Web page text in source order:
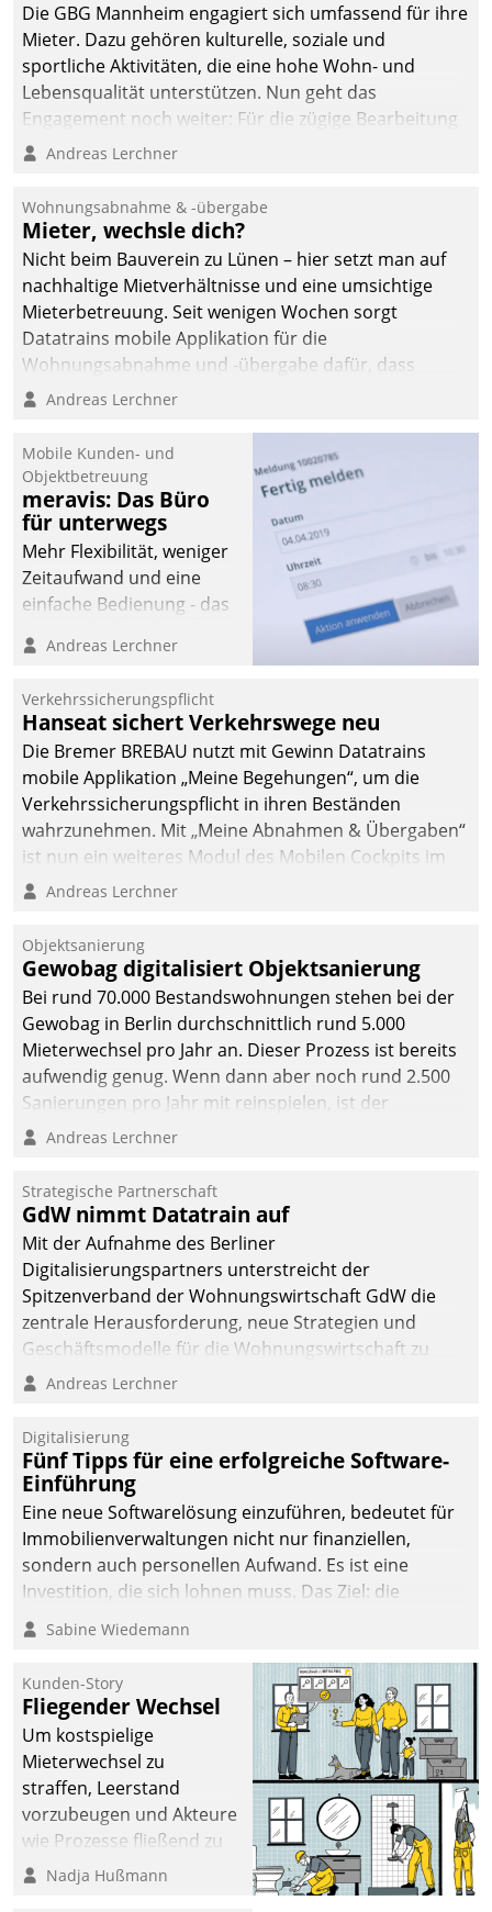
Die GBG Mannheim engagiert sich umfassend für ihre
Mieter. Dazu gehören kulturelle, soziale und
sportliche Aktivitäten, die eine hohe Wohn- und
Lebensqualität unterstützen. Nun geht das
Engagement noch weiter: Für die zügige Bearbeitung
von Beschwerden – oder Lob – richtet das
und Beschwerde-Management einen eigenen Kanal
ein.
Andreas Lerchner
Wohnungsabnahme & -übergabe
Mieter, wechsle dich?
Nicht beim Bauverein zu Lünen – hier setzt man auf
nachhaltige Mietverhältnisse und eine umsichtige
Mieterbetreuung. Seit wenigen Wochen sorgt
Datatrains mobile Applikation für die
Wohnungsabnahme und -übergabe dafür, dass
Mieter wohlgeordnet kommen und, so es sein muss,
Andreas Lerchner
Mobile Kunden- und
Objektbetreuung
meravis: Das Büro
für unterwegs
Mehr Flexibilität, weniger
Zeitaufwand und eine
einfache Bedienung - das
Cockpit für mobile
Datatrain. Die meravis
Wohnungsbau- und
Immobilien GmbH hat
sich dabei für den Betrieb
der Lösung über die SAP
Cloud Platform
entschieden - als erstes
Unternehmen am
Andreas Lerchner
Verkehrssicherungspflicht
Hanseat sichert Verkehrswege neu
Die Bremer BREBAU nutzt mit Gewinn Datatrains
mobile Applikation „Meine Begehungen“, um die
Verkehrssicherungspflicht in ihren Beständen
wahrzunehmen. Mit „Meine Abnahmen & Übergaben“
ist nun ein weiteres Modul des Mobilen Cockpits im
Einsatz.
Andreas Lerchner
Objektsanierung
Gewobag digitalisiert Objektsanierung
Bei rund 70.000 Bestandswohnungen stehen bei der
Gewobag in Berlin durchschnittlich rund 5.000
Mieterwechsel pro Jahr an. Dieser Prozess ist bereits
aufwendig genug. Wenn dann aber noch rund 2.500
Sanierungen pro Jahr mit reinspielen, ist der
Betreuungs- und Organisationsaufwand immens. Im
kommunale Wohnungsbauunternehmen daher
gemeinsam mit der Berliner Datatrain GmbH den
Teilprozess der Objektsanierung digitalisiert.
Andreas Lerchner
Strategische Partnerschaft
GdW nimmt Datatrain auf
Mit der Aufnahme des Berliner
Digitalisierungspartners unterstreicht der
Spitzenverband der Wohnungswirtschaft GdW die
zentrale Herausforderung, neue Strategien und
Geschäftsmodelle für die Wohnungswirtschaft zu
entwickeln.
Andreas Lerchner
Digitalisierung
Fünf Tipps für eine erfolgreiche Software-
Einführung
Eine neue Softwarelösung einzuführen, bedeutet für
Immobilienverwaltungen nicht nur finanziellen,
sondern auch personellen Aufwand. Es ist eine
Investition, die sich lohnen muss. Das Ziel: die
nachhaltige Optimierung der Geschäftsabläufe. Damit
dieses Ziel erreicht wird, sollten einige Grundregeln
Sabine Wiedemann
Kunden-Story
Fliegender Wechsel
Um kostspielige
Mieterwechsel zu
straffen, Leerstand
vorzubeugen und Akteure
wie Prozesse fließend zu
vernetzen, nutzt die
Nadja Hußmann